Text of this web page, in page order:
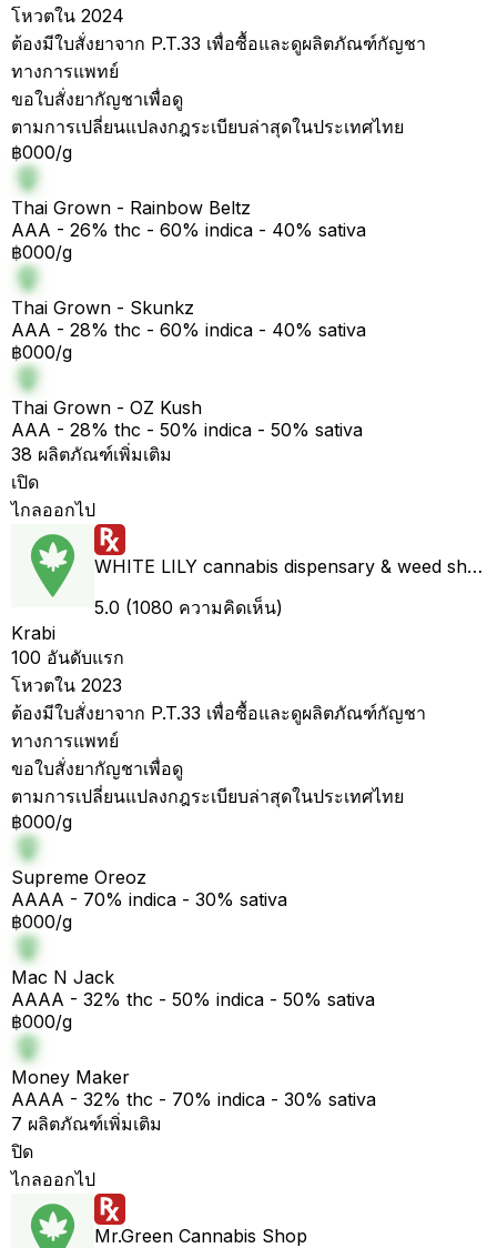
โหวตใน 2024
ต้องมีใบสั่งยาจาก P.T.33 เพื่อซื้อและดูผลิตภัณฑ์กัญชา
ทางการแพทย์
ขอใบสั่งยากัญชาเพื่อดู
ตามการเปลี่ยนแปลงกฎระเบียบล่าสุดในประเทศไทย
฿000/g
Thai Grown - Rainbow Beltz
AAA - 26% thc - 60% indica - 40% sativa
฿000/g
Thai Grown - Skunkz
AAA - 28% thc - 60% indica - 40% sativa
฿000/g
Thai Grown - OZ Kush
AAA - 28% thc - 50% indica - 50% sativa
38 ผลิตภัณฑ์เพิ่มเติม
เปิด
ไกลออกไป
WHITE LILY cannabis dispensary & weed shop aonang delivery
5.0 (1080 ความคิดเห็น)
Krabi
100 อันดับแรก
โหวตใน 2023
ต้องมีใบสั่งยาจาก P.T.33 เพื่อซื้อและดูผลิตภัณฑ์กัญชา
ทางการแพทย์
ขอใบสั่งยากัญชาเพื่อดู
ตามการเปลี่ยนแปลงกฎระเบียบล่าสุดในประเทศไทย
฿000/g
Supreme Oreoz
AAAA - 70% indica - 30% sativa
฿000/g
Mac N Jack
AAAA - 32% thc - 50% indica - 50% sativa
฿000/g
Money Maker
AAAA - 32% thc - 70% indica - 30% sativa
7 ผลิตภัณฑ์เพิ่มเติม
ปิด
ไกลออกไป
Mr.Green Cannabis Shop